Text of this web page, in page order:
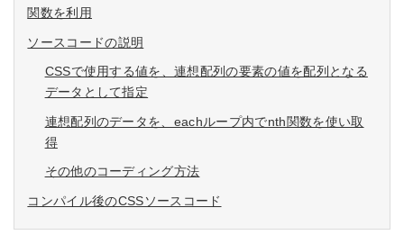
関数を利用
ソースコードの説明
CSSで使用する値を、連想配列の要素の値を配列となる
データとして指定
連想配列のデータを、eachループ内でnth関数を使い取
得
その他のコーディング方法
コンパイル後のCSSソースコード